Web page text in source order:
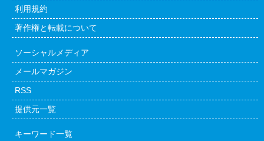
利用規約
著作権と転載について
ソーシャルメディア
メールマガジン
RSS
提供元一覧
キーワード一覧